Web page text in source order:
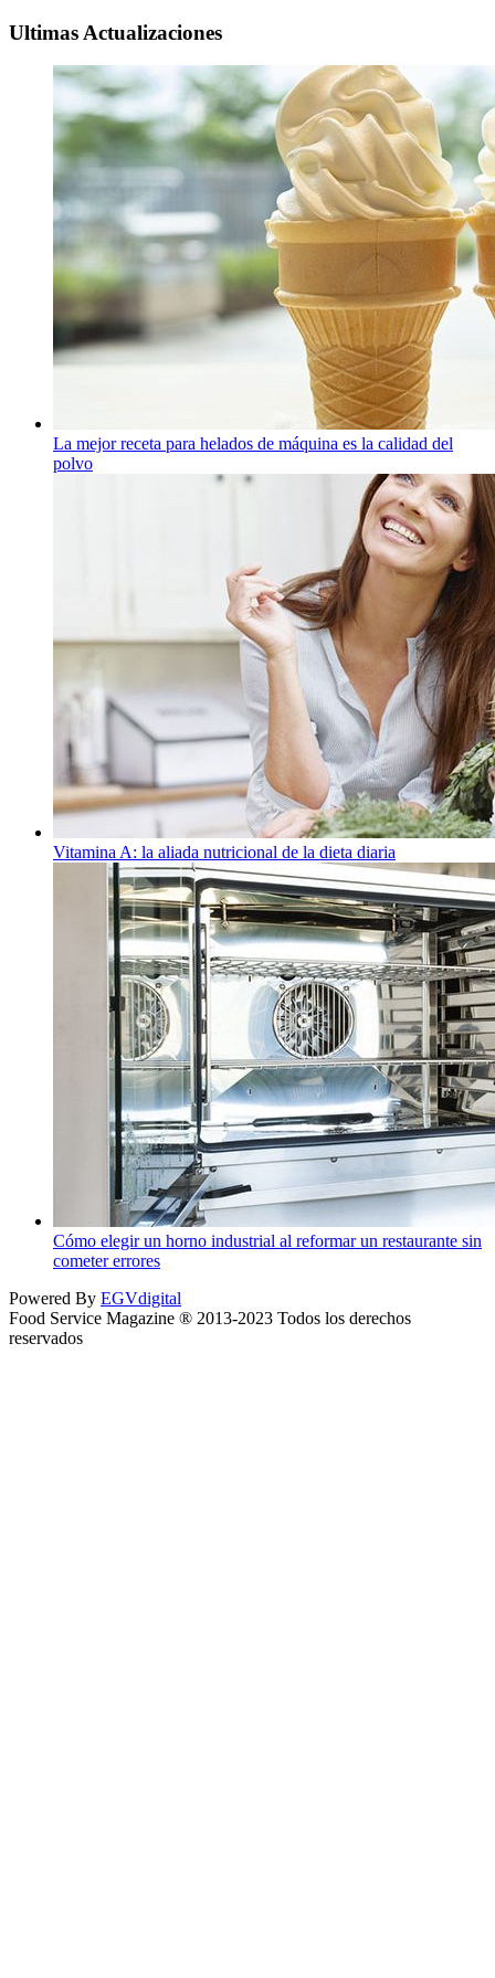
Ultimas Actualizaciones
La mejor receta para helados de máquina es la calidad del
polvo
Vitamina A: la aliada nutricional de la dieta diaria
Cómo elegir un horno industrial al reformar un restaurante sin
cometer errores
Powered By EGVdigital
Food Service Magazine ® 2013-2023 Todos los derechos
reservados